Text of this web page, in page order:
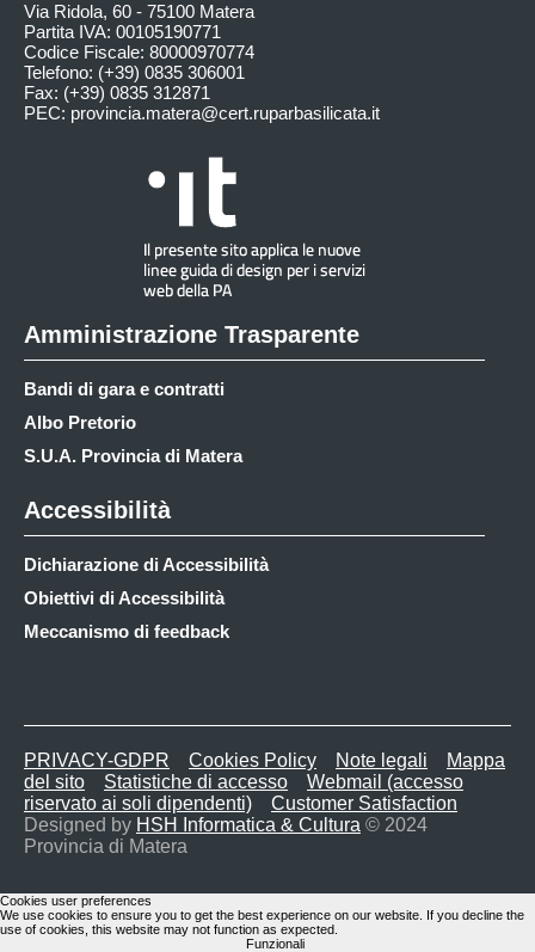
Via Ridola, 60 - 75100 Matera
Partita IVA: 00105190771
Codice Fiscale: 80000970774
Telefono: (+39) 0835 306001
Fax: (+39) 0835 312871
PEC: provincia.matera@cert.ruparbasilicata.it
Amministrazione Trasparente
Bandi di gara e contratti
Albo Pretorio
S.U.A. Provincia di Matera
Accessibilità
Dichiarazione di Accessibilità
Obiettivi di Accessibilità
Meccanismo di feedback
PRIVACY-GDPR Cookies Policy Note legali
Mappa
del sito
Statistiche di accesso
Webmail (accesso
riservato ai soli dipendenti)
Customer Satisfaction
Designed by HSH Informatica & Cultura © 2024
Provincia di Matera
Cookies user preferences
We use cookies to ensure you to get the best experience on our website. If you decline the
use of cookies, this website may not function as expected.
Funzionali